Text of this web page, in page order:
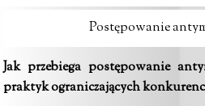
Postępowanie
Jak przebiega postępowanie
praktyk ograniczających